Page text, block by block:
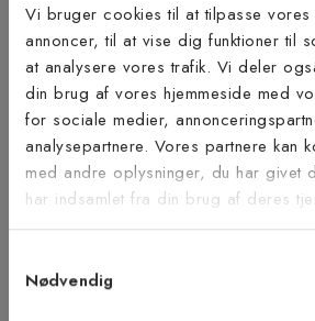
Vi bruger cookies til at tilpasse
annoncer, til at vise dig funktioner til
at analysere vores trafik. Vi deler
din brug af vores hjemmeside med
for sociale medier,
analysepartnere. Vores partnere kan
med andre oplysninger, du har givet
har indsamlet fra din brug af deres
Nødvendig
Bæredygtighed
Inspiration fra
Tilmeld dig
Vær blandt de første til at
tips og nyheder.